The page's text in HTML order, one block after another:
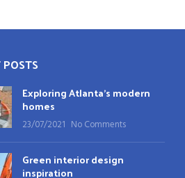
Exploring Atlanta’s modern
homes
23/07/2021 No Comments
Green interior design
inspiration